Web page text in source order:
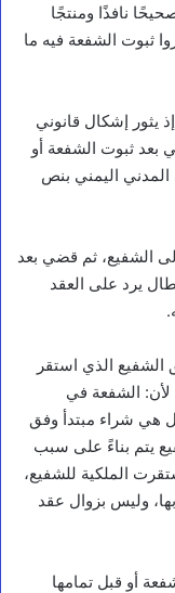
نافذًا ومنتجًا
ثبوت الشفعة فيه ما
يثور إشكال قانوني
بعد ثبوت الشفعة أو
المدني اليمني بنص
الشفيع، ثم قضي بعد
يرد على العقد
الشفيع الذي استقر
الشفعة في
هي شراء مبتدأ وفق
الشفيع يتم بناءً على سبب
الملكية للشفيع،
وليس بزوال عقد
أو قبل تمامها